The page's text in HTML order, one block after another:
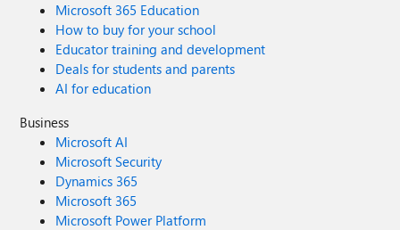
Microsoft 365 Education
How to buy for your school
Educator training and development
Deals for students and parents
AI for education
Business
Microsoft AI
Microsoft Security
Dynamics 365
Microsoft 365
Microsoft Power Platform